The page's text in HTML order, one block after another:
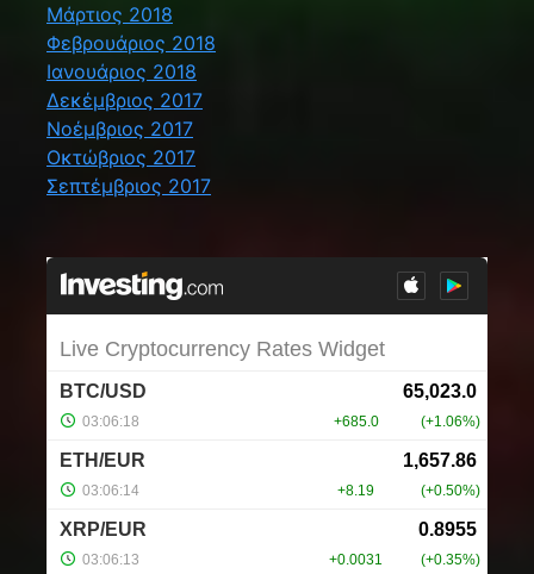
Μάρτιος 2018
Φεβρουάριος 2018
Ιανουάριος 2018
Δεκέμβριος 2017
Νοέμβριος 2017
Οκτώβριος 2017
Σεπτέμβριος 2017